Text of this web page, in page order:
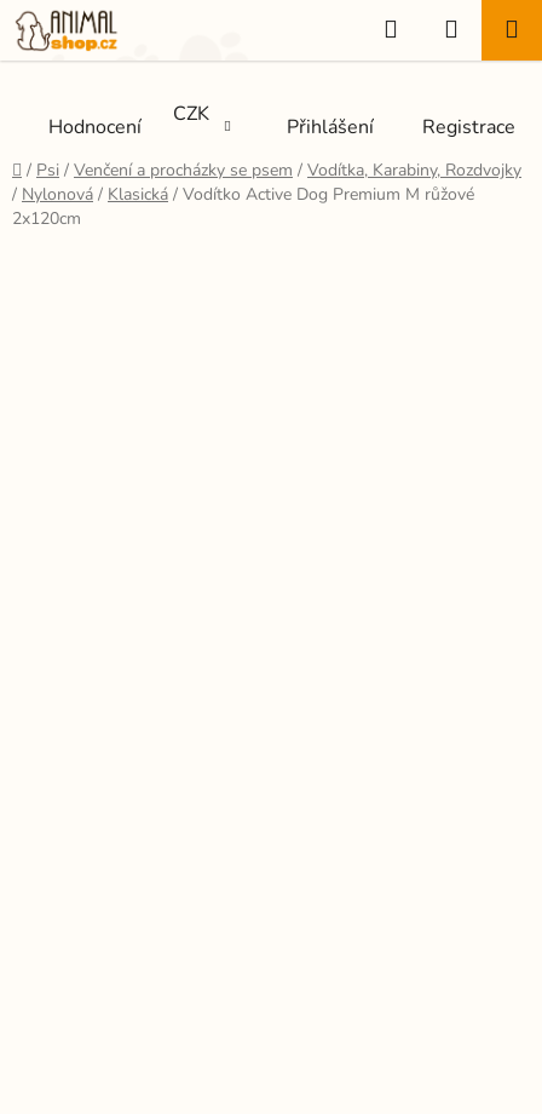
Přejít
na
obsah
Hodnocení CZK Přihlášení Registrace
Hledat
KOŠÍK
Domů
/ Psi / Venčení a procházky se psem / Vodítka, Karabiny, Rozdvojky
/ Nylonová / Klasická / Vodítko Active Dog Premium M růžové
2x120cm